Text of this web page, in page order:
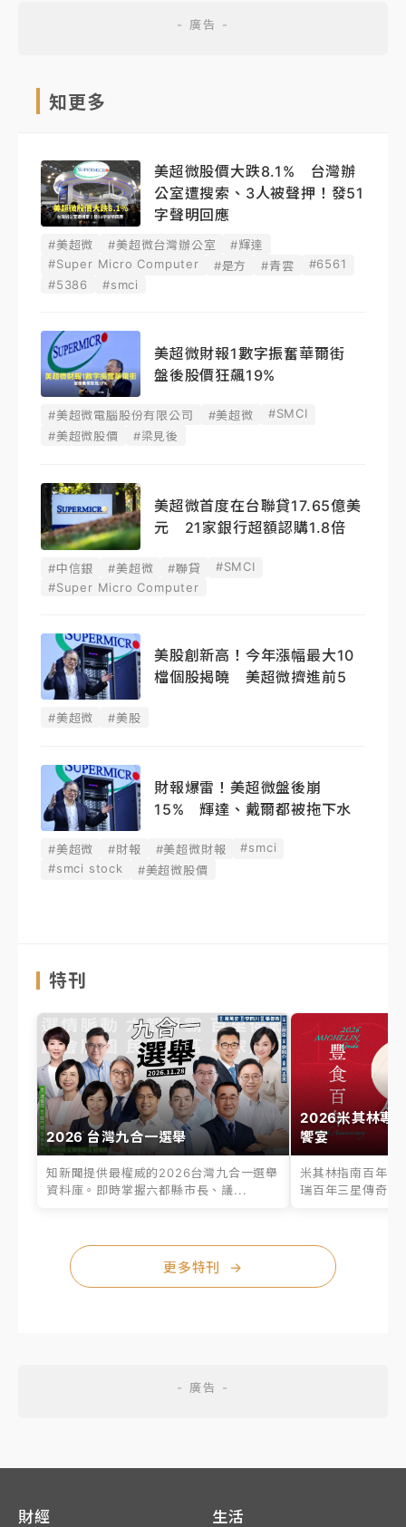
知更多
美超微股價大跌8.1% 台灣辦
公室遭搜索、3人被聲押！發51
字聲明回應
#美超微 #美超微台灣辦公室
#輝達
#Super Micro Computer
#是方 #青雲
#6561
#5386
#smci
美超微財報1數字振奮華爾街
盤後股價狂飆19%
#美超微電腦股份有限公司 #美超微
#SMCI
#美超微股價
#梁見後
美超微首度在台聯貸17.65億美
元 21家銀行超額認購1.8倍
#中信銀 #美超微 #聯貸
#SMCI
#Super Micro Computer
美股創新高！今年漲幅最大10
檔個股揭曉 美超微擠進前5
#美超微 #美股
財報爆雷！美超微盤後崩
15% 輝達、戴爾都被拖下水
#美超微 #財報 #美超微財報
#smci
#smci stock
#美超微股價
特刊
2026 台灣九合一選舉
知新聞提供最權威的2026台灣九合一選舉
資料庫。即時掌握六都縣市長、議...
2026米其林專
饗宴
米其林指南百年之
瑞百年三星傳奇、
更多特刊 →
財經 生活